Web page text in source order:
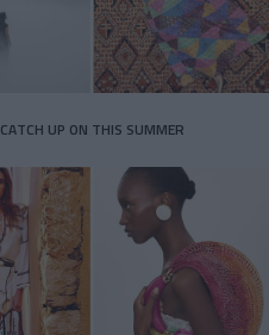
UP ON THIS SUMMER